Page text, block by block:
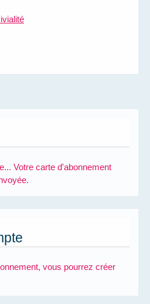
Votre carte d'abonnement
vous pourrez créer